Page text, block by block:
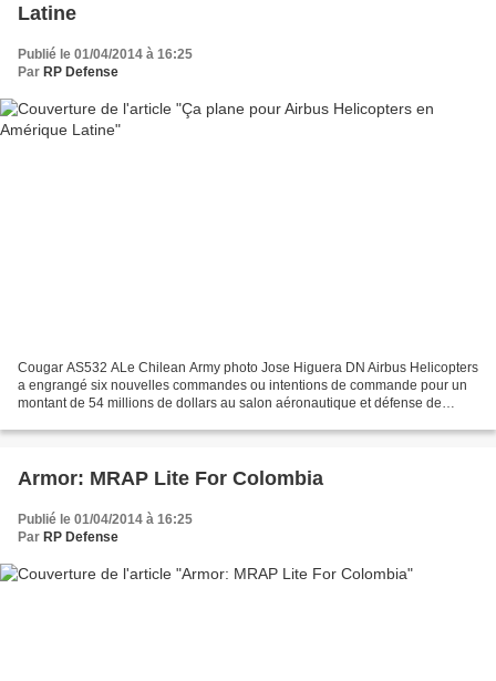
Latine
Publié le 01/04/2014 à 16:25
Par RP Defense
Cougar AS532 ALe Chilean Army photo Jose Higuera DN Airbus Helicopters
a engrangé six nouvelles commandes ou intentions de commande pour un
montant de 54 millions de dollars au salon aéronautique et défense de
Armor: MRAP Lite For Colombia
Publié le 01/04/2014 à 16:25
Par RP Defense